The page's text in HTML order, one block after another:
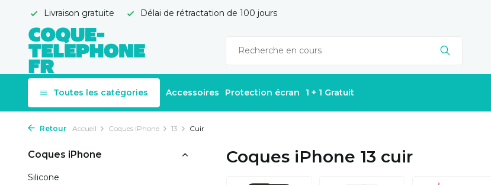
Livraison gratuite Délai de rétractation de 100 jours
Toutes les catégories Accessoires Protection écran 1 + 1 Gratuit
Retour Accueil Coques iPhone 13 Cuir
Coques iPhone
Silicone
Coques iPhone 13 cuir